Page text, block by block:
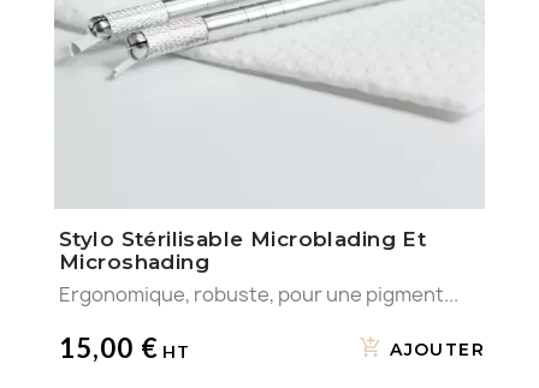
Stylo Stérilisable Microblading Et
Microshading
Ergonomique, robuste, pour une pigment...
15,00 € AJOUTER